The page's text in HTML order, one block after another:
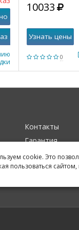
cookie. Это
пользоваться
0
10033
Узнать цены
Контакты
Гарантия
Соглашение